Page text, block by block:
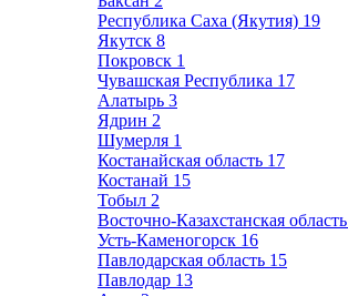
Республика Саха (Якутия) 19
Якутск 8
Покровск 1
Чувашская Республика 17
Алатырь 3
Ядрин 2
Шумерля 1
Костанайская область 17
Костанай 15
Тобыл 2
Восточно-Казахстанская область
Усть-Каменогорск 16
Павлодарская область 15
Павлодар 13